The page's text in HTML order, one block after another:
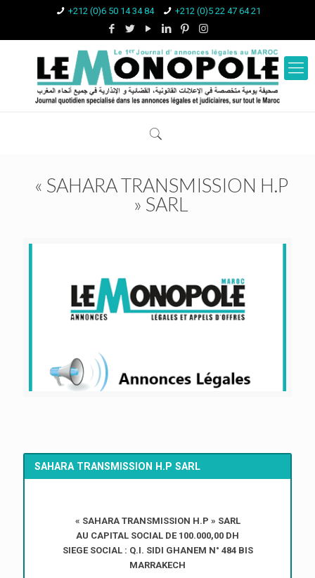
+212 (0)6 50 14 34 84 +212 (0)5 22 47 64 21
« SAHARA TRANSMISSION H.P
» SARL
SAHARA TRANSMISSION H.P SARL
« SAHARA TRANSMISSION H.P » SARL
AU CAPITAL SOCIAL DE 100.000,00 DH
SIEGE SOCIAL : Q.I. SIDI GHANEM N° 484 BIS
MARRAKECH